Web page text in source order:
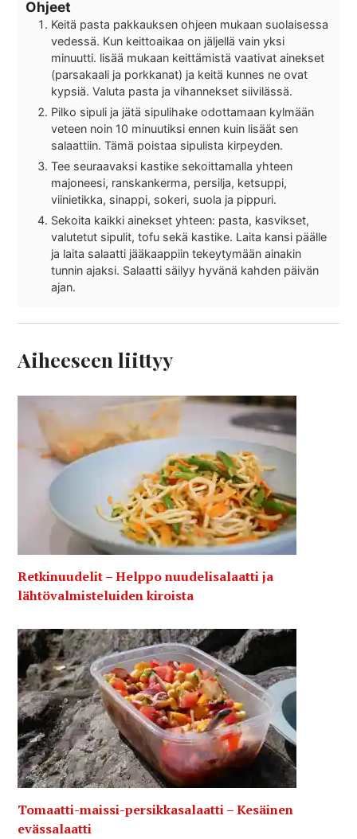
Ohjeet
Keitä pasta pakkauksen ohjeen mukaan suolaisessa
vedessä. Kun keittoaikaa on jäljellä vain yksi
minuutti. lisää mukaan keittämistä vaativat ainekset
(parsakaali ja porkkanat) ja keitä kunnes ne ovat
kypsiä. Valuta pasta ja vihannekset siivilässä.
Pilko sipuli ja jätä sipulihake odottamaan kylmään
veteen noin 10 minuutiksi ennen kuin lisäät sen
salaattiin. Tämä poistaa sipulista kirpeyden.
Tee seuraavaksi kastike sekoittamalla yhteen
majoneesi, ranskankerma, persilja, ketsuppi,
viinietikka, sinappi, sokeri, suola ja pippuri.
Sekoita kaikki ainekset yhteen: pasta, kasvikset,
valutetut sipulit, tofu sekä kastike. Laita kansi päälle
ja laita salaatti jääkaappiin tekeytymään ainakin
tunnin ajaksi. Salaatti säilyy hyvänä kahden päivän
ajan.
Aiheeseen liittyy
Retkinuudelit – Helppo nuudelisalaatti ja
lähtövalmisteluiden kiroista
Tomaatti-maissi-persikkasalaatti – Kesäinen
evässalaatti